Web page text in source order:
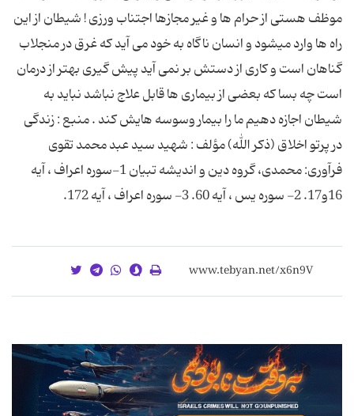
موظف هستى از حرام ها و غیر مجازها اجتناب ورزى ! شیطان از این
راه ها وارد میشود و انسان ناگاه به خود می آید که غرق در منجلاب
گناهان است و کاری از دستش بر نمی آید پیش گیری بهتر از درمان
است چه بسا که بعضی از بیماری ها قابل علاج نباشد نباید به
شیطان اجازه دهیم ما را بیمار وسوسه هایش کند . منبع : زندگى
در پرتو اخلاق (ذكر الله) مؤلف : شهید سید عبد محمد تقوى
فرآوری: محمدی، گروه دین و اندیشه تبیان 1-سوره اعراف ، آیه
16و17. 2- سوره یس ، آیه 60. 3- سوره اعراف ، آیه 172.